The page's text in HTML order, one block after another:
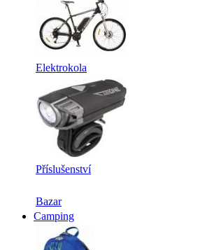
Elektrokola
Příslušenství
Bazar
Camping